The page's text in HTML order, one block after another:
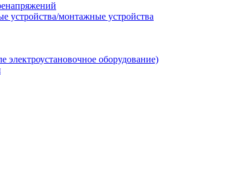
устройства/монтажные устройства
электроустановочное оборудование)